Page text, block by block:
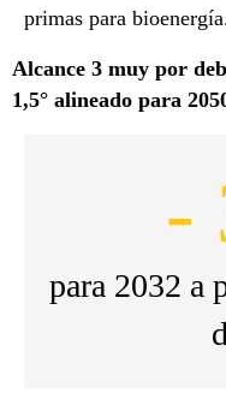
primas para
Alcance 3 muy por
1,5° alineado para
-
para 2032 a